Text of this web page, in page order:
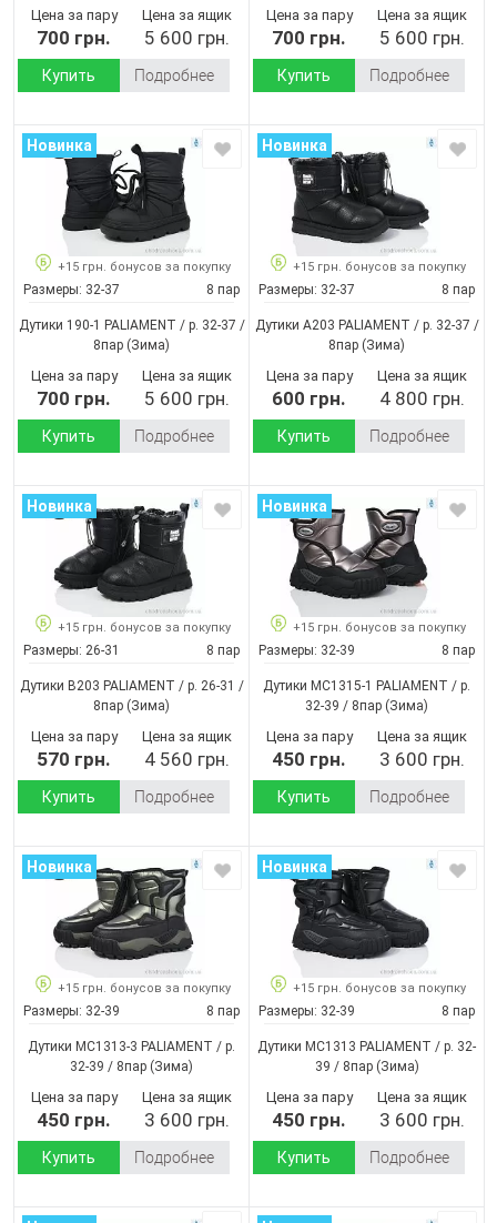
Цена за пару
700 грн.
Цена за ящик
5 600 грн.
Купить Подробнее
Цена за пару
700 грн.
Цена за ящик
5 600 грн.
Купить Подробнее
Новинка
+15 грн. бонусов за покупку
Размеры: 32-37 8 пар
Дутики 190-1 PALIAMENT / p. 32-37 /
8пар (Зима)
Цена за пару
700 грн.
Цена за ящик
5 600 грн.
Купить Подробнее
Новинка
+15 грн. бонусов за покупку
Размеры: 32-37 8 пар
Дутики A203 PALIAMENT / p. 32-37 /
8пар (Зима)
Цена за пару
600 грн.
Цена за ящик
4 800 грн.
Купить Подробнее
Новинка
+15 грн. бонусов за покупку
Размеры: 26-31 8 пар
Дутики B203 PALIAMENT / p. 26-31 /
8пар (Зима)
Цена за пару
570 грн.
Цена за ящик
4 560 грн.
Купить Подробнее
Новинка
+15 грн. бонусов за покупку
Размеры: 32-39 8 пар
Дутики MC1315-1 PALIAMENT / p.
32-39 / 8пар (Зима)
Цена за пару
450 грн.
Цена за ящик
3 600 грн.
Купить Подробнее
Новинка
+15 грн. бонусов за покупку
Размеры: 32-39 8 пар
Дутики MC1313-3 PALIAMENT / p.
32-39 / 8пар (Зима)
Цена за пару
450 грн.
Цена за ящик
3 600 грн.
Купить Подробнее
Новинка
+15 грн. бонусов за покупку
Размеры: 32-39 8 пар
Дутики MC1313 PALIAMENT / p. 32-
39 / 8пар(Зима)
Цена за пару
450 грн.
Цена за ящик
3 600 грн.
Купить Подробнее